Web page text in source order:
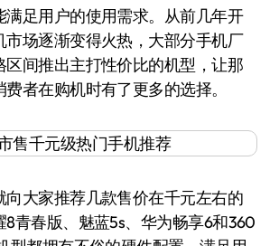
满足用户的使用需求。从前几年开
市场逐渐变得火热，大部分手机厂
区间推出主打性价比的机型，让那
者在购机时有了更多的选择。
大家推荐几款售价在千元左右的
8青春版、魅蓝5s、华为畅享6和360